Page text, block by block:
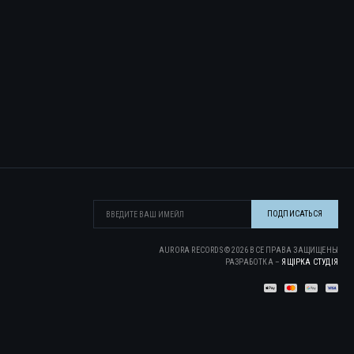
AURORA RECORDS ©2026 ВСЕ ПРАВА ЗАЩИЩЕНЫ
РАЗРАБОТКА – ЯЩІРКА CТУДІЯ